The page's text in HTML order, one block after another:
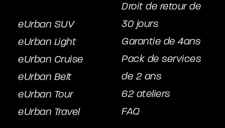
eUrban SUV
eUrban Light
eUrban Cruise
eUrban Belt
eUrban Tour
eUrban Travel
Droit de retour de
30 jours
Garantie de 4ans
Pack de services
de 2 ans
62 ateliers
FAQ